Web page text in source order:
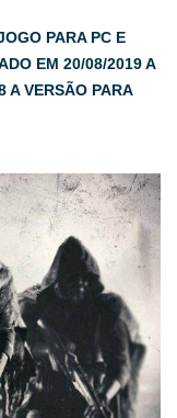
PARA PC E
EM 20/08/2019 A
A VERSÃO PARA